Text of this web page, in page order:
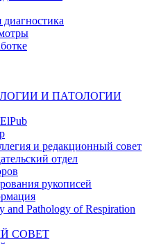
И ПАТОЛОГИИ
и редакционный совет
отдел
рукописей
and Pathology of Respiration
СОВЕТ